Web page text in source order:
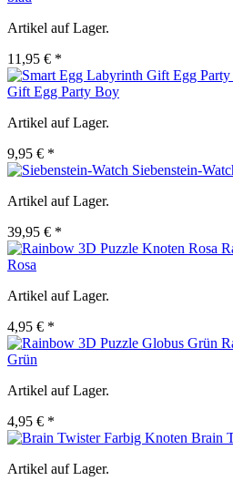
Artikel auf Lager.
11,95 € *
Gift Egg Party Boy
Artikel auf Lager.
9,95 € *
Siebenstein-
Artikel auf Lager.
39,95 € *
Rosa
Artikel auf Lager.
4,95 € *
Grün
Artikel auf Lager.
4,95 € *
Brain
Artikel auf Lager.